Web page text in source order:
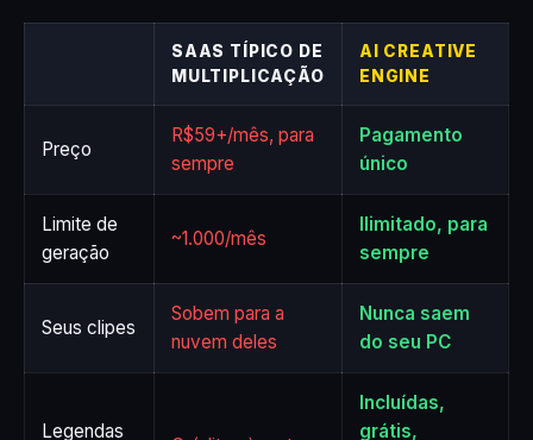
SAAS TÍPICO DE
MULTIPLICAÇÃO
AI CREATIVE
ENGINE
Preço
R$59+/mês, para
sempre
Pagamento
único
Limite de
geração
~1.000/mês
Ilimitado, para
sempre
Seus clipes
Sobem para a
nuvem deles
Nunca saem
do seu PC
Legendas
Incluídas,
grátis,